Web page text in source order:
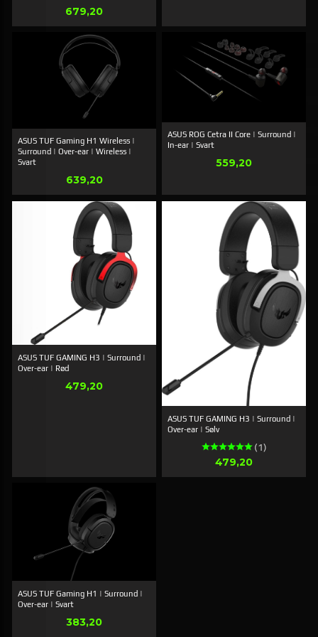
Pris
679,20
ASUS TUF Gaming H1 Wireless |
Surround | Over-ear | Wireless |
Svart
Pris
639,20
ASUS ROG Cetra II Core | Surround |
In-ear | Svart
Pris
559,20
ASUS TUF GAMING H3 | Surround |
Over-ear | Rød
Pris
479,20
ASUS TUF GAMING H3 | Surround |
Over-ear | Sølv
(1)
Pris
479,20
ASUS TUF Gaming H1 | Surround |
Over-ear | Svart
Pris
383,20